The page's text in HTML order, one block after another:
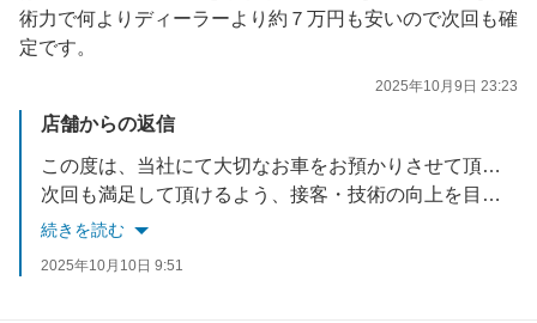
術力で何よりディーラーより約７万円も安いので次回も確
定です。
2025年10月9日 23:23
店舗からの返信
この度は、当社にて大切なお車をお預かりさせて頂き誠に有難うございました。
次回も満足して頂けるよう、接客・技術の向上を目指して参ります。またご相談事等あれば、お気軽にお電話・ご来店くださいませ。
この度は、車検実施頂きありがとうございました！
続きを読む
2025年10月10日 9:51